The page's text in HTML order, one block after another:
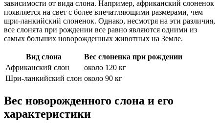
зависимости от вида слона. Например, африканский слоненок
появляется на свет с более впечатляющими размерами, чем
шри-ланкийский слоненок. Однако, несмотря на эти различия,
все слонята при рождении все равно являются одними из
самых больших новорожденных животных на Земле.
Вид слона
Вес слоненка при рождении
Африканский слон
около 120 кг
Шри-ланкийский слон около 90 кг
Вес новорожденного слона и его
характеристики